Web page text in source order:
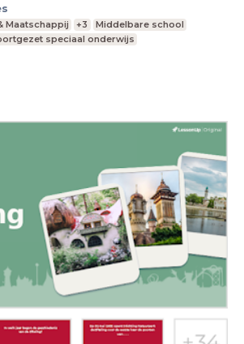
Maatschappij +3
Middelbare school
speciaal onderwijs